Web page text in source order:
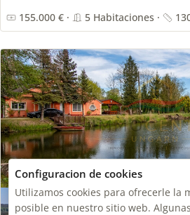
155.000 € · 5 Habitaciones ·
Configuracion de cookies
Utilizamos cookies para ofrecerle la
posible en nuestro sitio web.